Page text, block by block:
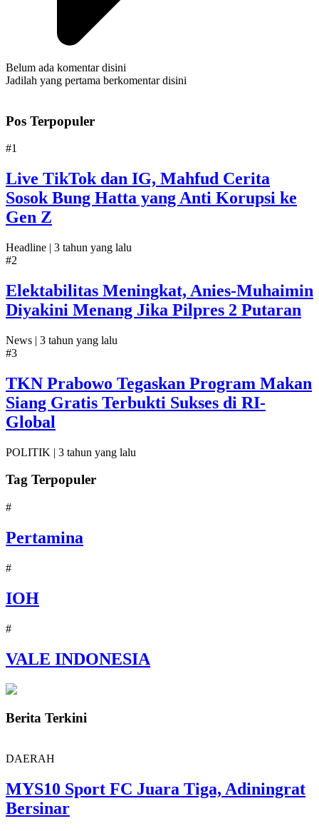
Belum ada komentar disini
Jadilah yang pertama berkomentar disini
Pos Terpopuler
#1
Live TikTok dan IG, Mahfud Cerita
Sosok Bung Hatta yang Anti Korupsi ke
Gen Z
Headline | 3 tahun yang lalu
#2
Elektabilitas Meningkat, Anies-Muhaimin
Diyakini Menang Jika Pilpres 2 Putaran
News | 3 tahun yang lalu
#3
TKN Prabowo Tegaskan Program Makan
Siang Gratis Terbukti Sukses di RI-
Global
POLITIK | 3 tahun yang lalu
Tag Terpopuler
#
Pertamina
#
IOH
#
VALE INDONESIA
Berita Terkini
DAERAH
MYS10 Sport FC Juara Tiga, Adiningrat
Bersinar